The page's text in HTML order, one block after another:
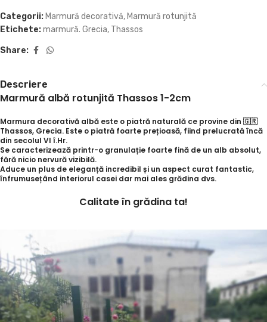
Categorii: Marmură decorativă, Marmură rotunjită
Etichete:marmură. Grecia, Thassos
Share:
Descriere
Marmură albă rotunjită Thassos 1-2cm
Marmura decorativă albă este o piatră naturală ce provine din 🇬🇷
Thassos, Grecia. Este o piatră foarte prețioasă, fiind prelucrată încă
din secolul VI î.Hr.
Se caracterizează printr-o granulație foarte fină de un alb absolut,
fără nicio nervură vizibilă.
Aduce un plus de eleganță incredibil și un aspect curat fantastic,
înfrumusețând interiorul casei dar mai ales grădina dvs.
Calitate în grădina ta!